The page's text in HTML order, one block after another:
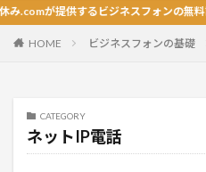
が提供するビジネスフォンの無料診断
HOME ビジネスフォンの基礎
CATEGORY
ネットIP電話